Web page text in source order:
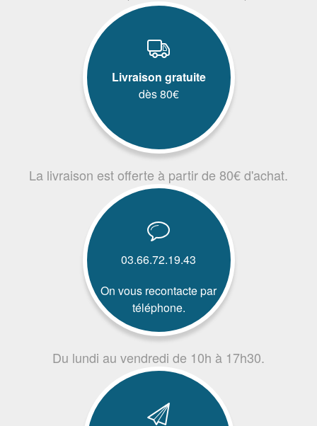
Livraison gratuite
dès 80€
La livraison est offerte à partir de 80€ d'achat.
03.66.72.19.43
On vous recontacte par
téléphone.
Du lundi au vendredi de 10h à 17h30.